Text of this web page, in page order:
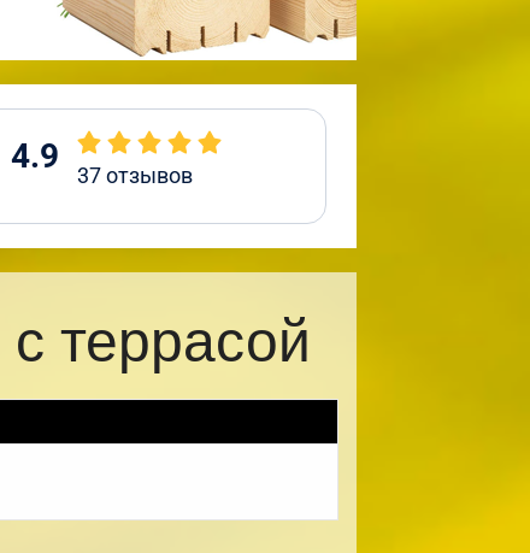
4.9 37отзывов
террасой